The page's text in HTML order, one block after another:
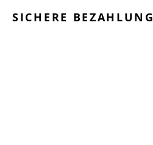
SICHERE BEZAHLUNG